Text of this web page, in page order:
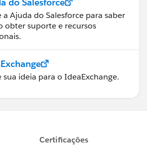
a Ajuda do Salesforce para saber
obter suporte e recursos
sua ideia para o IdeaExchange.